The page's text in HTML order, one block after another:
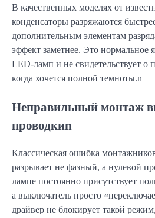
В качественных моделях от
конденсаторы разряжаются
дополнительным элементам
эффект заметнее. Это нормальное
LED-ламп и не свидетельствует о
когда хочется полной темноты.n
Неправильный монтаж
проводкиn
Классическая ошибка
разрывает не фазный, а нулевой
лампе постоянно присутствует
а выключатель просто
драйвер не блокирует такой